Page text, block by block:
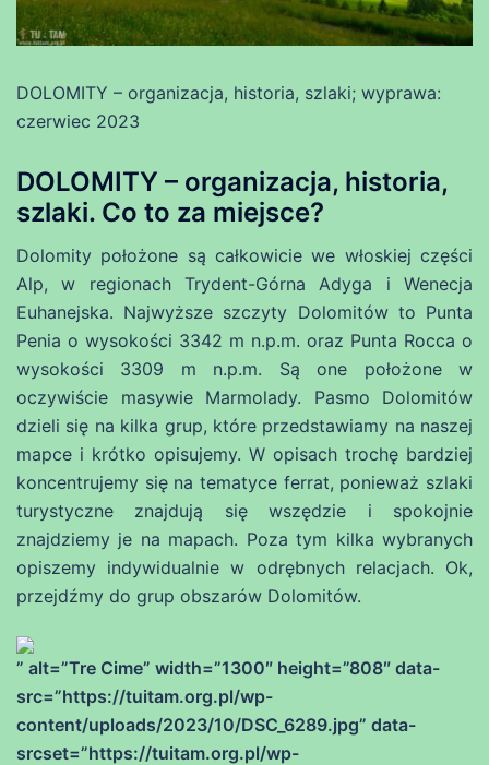
DOLOMITY – organizacja, historia, szlaki; wyprawa:
czerwiec 2023
DOLOMITY – organizacja, historia,
szlaki. Co to za miejsce?
Dolomity położone są całkowicie we włoskiej części
Alp, w regionach Trydent-Górna Adyga i Wenecja
Euhanejska. Najwyższe szczyty Dolomitów to Punta
Penia o wysokości 3342 m n.p.m. oraz Punta Rocca o
wysokości 3309 m n.p.m. Są one położone w
oczywiście masywie Marmolady. Pasmo Dolomitów
dzieli się na kilka grup, które przedstawiamy na naszej
mapce i krótko opisujemy. W opisach trochę bardziej
koncentrujemy się na tematyce ferrat, ponieważ szlaki
turystyczne znajdują się wszędzie i spokojnie
znajdziemy je na mapach. Poza tym kilka wybranych
opiszemy indywidualnie w odrębnych relacjach. Ok,
przejdźmy do grup obszarów Dolomitów.
” alt=”Tre Cime” width=”1300″ height=”808″ data-
src=”https://tuitam.org.pl/wp-
content/uploads/2023/10/DSC_6289.jpg” data-
srcset=”https://tuitam.org.pl/wp-